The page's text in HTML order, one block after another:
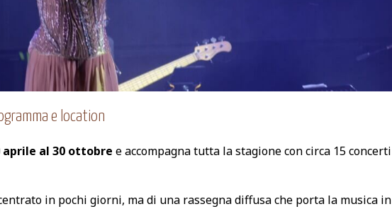
e location
aprile al 30 ottobre e accompagna tutta la stagione con circa 15 concerti
in pochi giorni, ma di una rassegna diffusa che porta la musica in